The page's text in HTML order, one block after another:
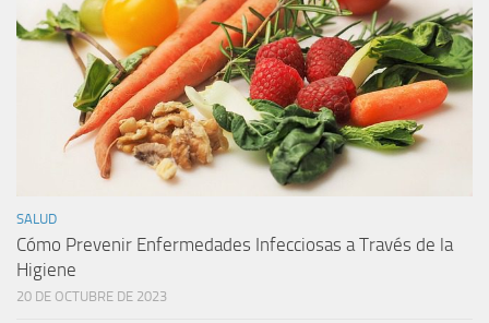
SALUD
Cómo Prevenir Enfermedades Infecciosas a Través de la
Higiene
20 DE OCTUBRE DE 2023